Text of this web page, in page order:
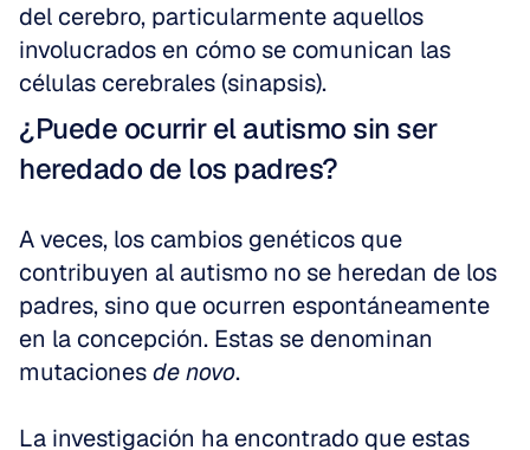
del cerebro, particularmente aquellos
involucrados en cómo se comunican las
células cerebrales (sinapsis).
¿Puede ocurrir el autismo sin ser
heredado de los padres?
A veces, los cambios genéticos que
contribuyen al autismo no se heredan de los
padres, sino que ocurren espontáneamente
en la concepción. Estas se denominan
mutaciones de novo.